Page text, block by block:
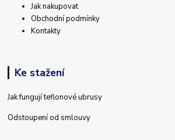
Jak nakupovat
Obchodní podmínky
Kontakty
Ke stažení
Jak fungují teflonové ubrusy
Odstoupení od smlouvy